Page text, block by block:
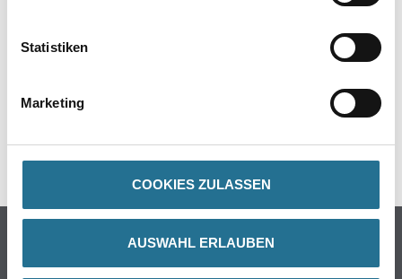
Statistiken
Marketing
COOKIES ZULASSEN
AUSWAHL ERLAUBEN
GEFAHRENHINWEISE
SPEZIFIKATIONEN
Farbe